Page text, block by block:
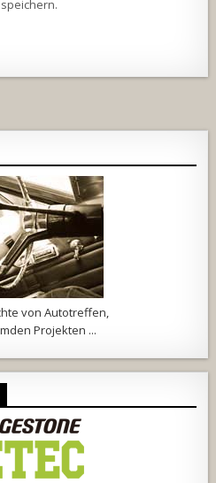
von Autotreffen,
Projekten ...